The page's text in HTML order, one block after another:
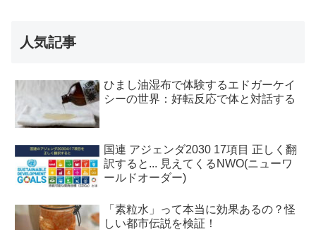
人気記事
ひまし油湿布で体験するエドガーケイ
シーの世界：好転反応で体と対話する
国連 アジェンダ2030 17項目 正しく翻
訳すると... 見えてくるNWO(ニューワ
ールドオーダー)
「素粒水」って本当に効果あるの？怪
しい都市伝説を検証！